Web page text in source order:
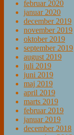
februar 2020
januar 2020
december 2019
november 2019
oktober 2019
september 2019
august 2019
juli 2019
juni 2019
maj 2019
april 2019
marts 2019
februar 2019
januar 2019
december 2018